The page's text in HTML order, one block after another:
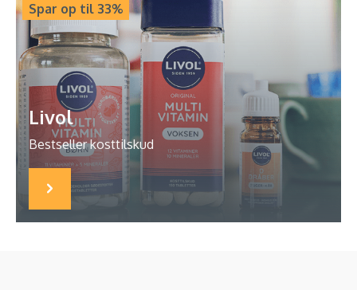
Spar op til 33%
Livol
Bestseller kosttilskud